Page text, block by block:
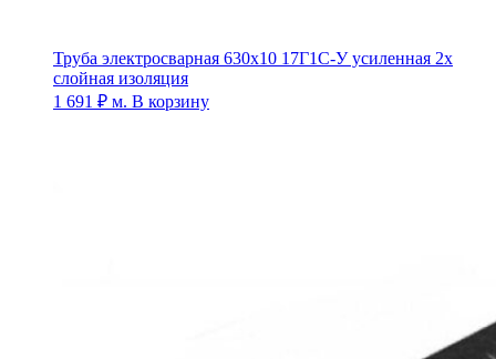
Труба электросварная 630х10 17Г1С-У усиленная 2х
слойная изоляция
1 691 ₽ м. В корзину